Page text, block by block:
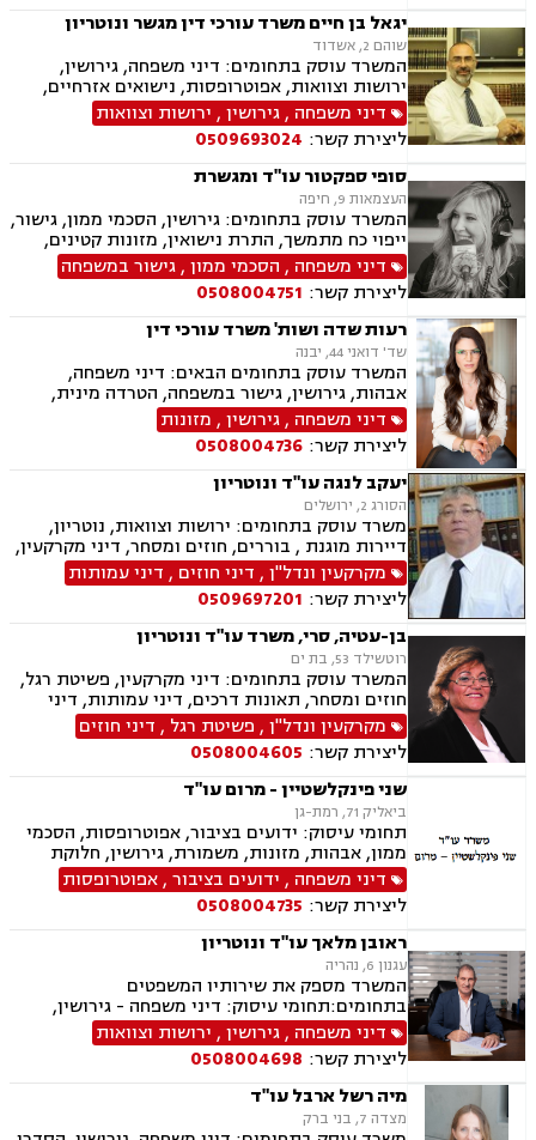
יגאל בן חיים משרד עורכי דין מגשר ונוטריון
שוהם 2, אשדוד
המשרד עוסק בתחומים: דיני משפחה, גירושין,
ירושות וצוואות, אפוטרופסות, נישואים אזרחיים,
גישור במשפחה, הסכמי ממון, נוטריון, אבהות,
אלימות במשפחה, ייצוג קטינים, ידועים בציבור,
מזונות, משמורת, מעמד אישי, דיני משפחה.
דיני משפחה ,גירושין, ירושות וצוואות
ליצירת קשר: 0509693024
סופי ספקטור עו"ד ומגשרת
העצמאות 9, חיפה
המשרד עוסק בתחומים: גירושין, הסכמי ממון, גישור,
ייפוי כח מתמשך, התרת נישואין, מזונות קטינים,
מזונות אשה, מדור, חטיפת ילדים, חלוקת רכוש, פרוק
שיתוף ,צווי הרחקה, צווי הטרדה מאיימת, צוואות
וירושות, עיזבונות, תביעות לאכיפות הסכם, ביזיון
בית משפט
דיני משפחה , הסכמי ממון,גישור במשפחה
ליצירת קשר: 0508004751
רעות שדה ושות' משרד עורכי דין
שד' דואני 44, יבנה
המשרד עוסק בתחומים הבאים: דיני משפחה,
אבהות, גירושין, גישור במשפחה, הטרדה מינית,
הסכמי ממון, ירושות וצוואות, ליטיגציה, מזונות,
משמורת, אלימות במשפחה, חלוקת רכוש, מעמד
אישי, זמני שהות, ייפוי כוח מתמשך.
דיני משפחה ,גירושין, מזונות
ליצירת קשר: 0508004736
יעקב לנגה עו"ד ונוטריון
הסורג 2, ירושלים
משרד עוסק בתחומים: ירושות וצוואות, נוטריון,
דיירות מוגנת , בוררים, חוזים ומסחר, דיני מקרקעין,
דיני משפחה, דיני עבודה ודיני תאגידים.
מקרקעין ונדל"ן, דיני חוזים , דיני עמותות
ליצירת קשר: 0509697201
בן-עטיה, סרי, משרד עו"ד ונוטריון
רוטשילד 53, בת ים
המשרד עוסק בתחומים: דיני מקרקעין, פשיטת רגל,
חוזים ומסחר, תאונות דרכים, דיני עמותות, דיני
תאגידים, הסכמי ממון, חדלות פרעון, חוקתי ומנהלי,
ידועים בציבור, ירושות וצוואות, ליווי עסקי,
חלוקת רכוש, מגרשים לבניה , נדל"ן, נוטריון,
עסקאות מכר דירה, פינוי בינוי, פינוי מושכר, פירוקים
והקפאות הליכים, צווי הריסה, צווי מניעה, רשויות
מקומיות, רשות מקרקעי ישראל, תאונות עבודה,
תאונות עקב רשלנות, תאונות ספורט, תאונות
תלמידים, תכנון ובניה, ייפוי כוח מתשמך, גישור
ובוררויות
מקרקעין ונדל"ן, פשיטת רגל , דיני חוזים
ליצירת קשר: 0508004605
שני פינקלשטיין - מרום עו"ד
ביאליק 71, רמת-גן
תחומי עיסוק: ידועים בציבור, אפוטרופסות, הסכמי
ממון, אבהות, מזונות, משמורת, גירושין, חלוקת
רכוש, מעמד אישי, תיאום הורי, חטיפת ילדים, זמני
שהות, ניכור הורי, ירושות וצוואות, ייפוי כוח מתמשך
דיני משפחה , ידועים בציבור,אפוטרופסות
ליצירת קשר: 0508004735
ראובן מלאך עו"ד ונוטריון
עגנון 6, נהריה
המשרד מספק את שירותיו המשפטים
בתחומים:תחומי עיסוק: דיני משפחה - גירושין,
צוואות וירושה, מזונות, יפוי כח מתמשך, הסכמי
ממון, ידועים בציבור, אפוטרופסות. תעבורה - נהיגה
בשכרות, תאונות דרכים, המכון הרפואי לבטיחות
בדרכים, שלילת רישיון נהיגה. נוטריון. מקרקעין.
משפט אזרחי.
דיני משפחה ,גירושין, ירושות וצוואות
ליצירת קשר: 0508004698
מיה רשל ארבל עו"ד
מצדה 7, בני ברק